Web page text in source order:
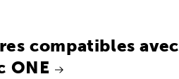
compatibles avec
ONE